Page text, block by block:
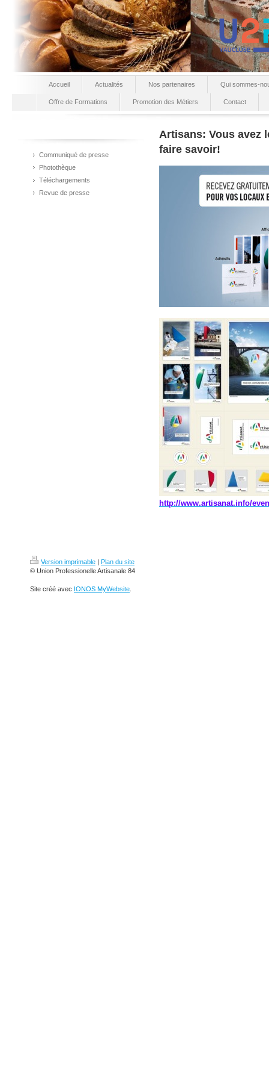
Accueil Actualités Nos partenaires Qui sommes-
Offre de Formations Promotion des Métiers Contact
Communiqué de presse
Photothèque
Téléchargements
Revue de presse
Artisans: Vous avez
faire savoir!
http://www.artisanat.info/
Version imprimable | Plan du site
© Union Professionelle Artisanale 84
Site créé avec IONOS MyWebsite